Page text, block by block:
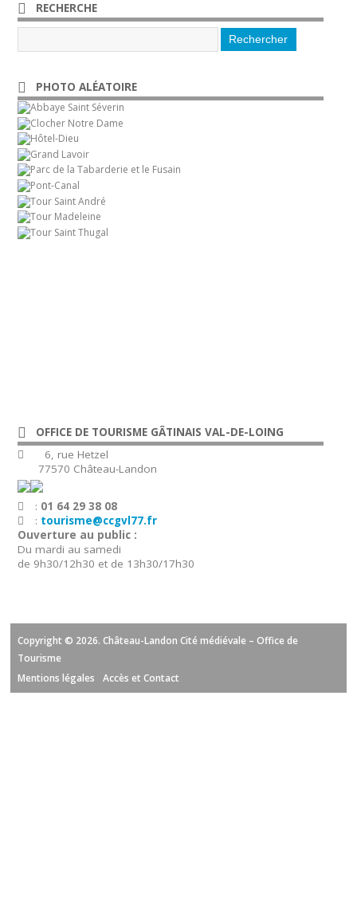
RECHERCHE
PHOTO ALÉATOIRE
OFFICE DE TOURISME GÂTINAIS VAL-DE-LOING
6, rue Hetzel
77570 Château-Landon
: 01 64 29 38 08
: tourisme@ccgvl77.fr
Ouverture au public :
Du mardi au samedi
de 9h30/12h30 et de 13h30/17h30
Copyright © 2026. Château-Landon Cité médiévale – Office de
Tourisme
Mentions légales
Accès et Contact